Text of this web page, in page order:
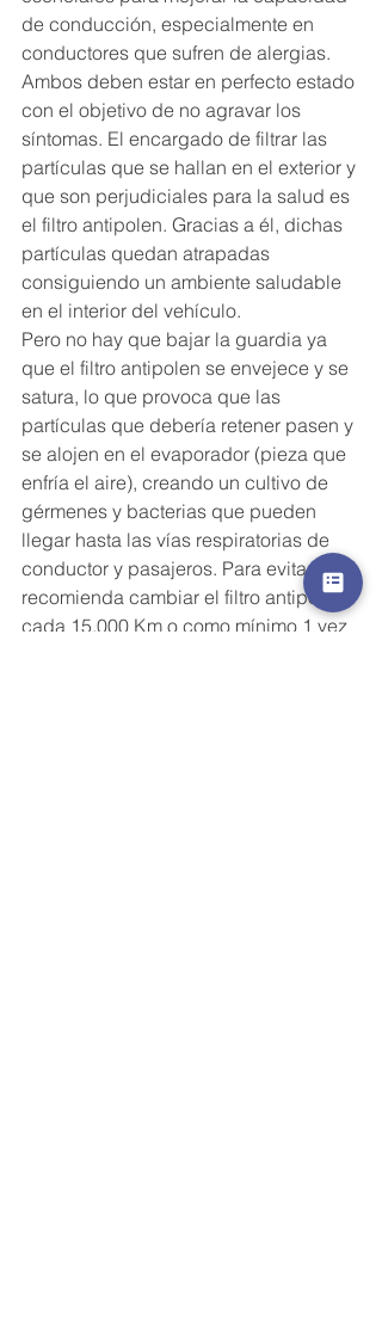
de conducción, especialmente en
conductores que sufren de alergias.
Ambos deben estar en perfecto estado
con el objetivo de no agravar los
síntomas. El encargado de filtrar las
partículas que se hallan en el exterior y
que son perjudiciales para la salud es
el filtro antipolen. Gracias a él, dichas
partículas quedan atrapadas
consiguiendo un ambiente saludable
en el interior del vehículo.
Pero no hay que bajar la guardia ya
que el filtro antipolen se envejece y se
satura, lo que provoca que las
partículas que debería retener pasen y
se alojen en el evaporador (pieza que
enfría el aire), creando un cultivo de
gérmenes y bacterias que pueden
llegar hasta las vías respiratorias de
conductor y pasajeros. Para evitarlo se
recomienda cambiar el filtro antipolen
cada 15.000 Km o como mínimo 1 vez